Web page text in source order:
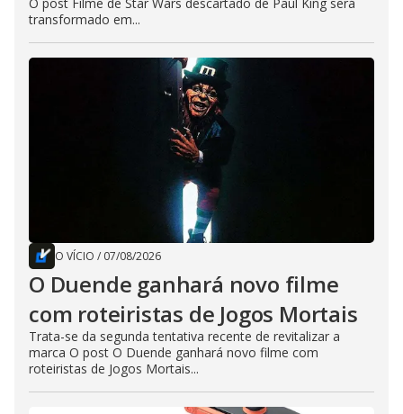
O post Filme de Star Wars descartado de Paul King será
transformado em...
O VÍCIO / 07/08/2026
O Duende ganhará novo filme
com roteiristas de Jogos Mortais
Trata-se da segunda tentativa recente de revitalizar a
marca O post O Duende ganhará novo filme com
roteiristas de Jogos Mortais...